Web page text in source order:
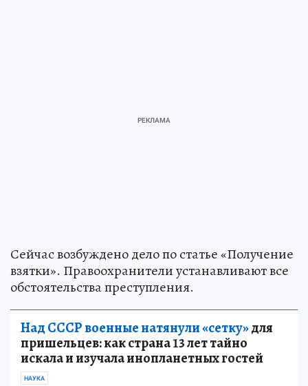
Сейчас возбуждено дело по статье «Получение
взятки». Правоохранители устанавливают все
обстоятельства преступления.
Над СССР военные натянули «сетку»для
пришельцев: как страна 13 лет тайно
искала и изучала инопланетных гостей
НАУКА